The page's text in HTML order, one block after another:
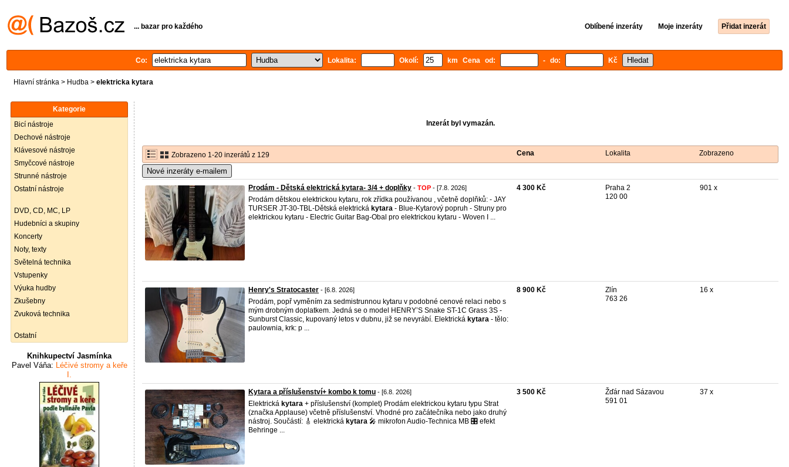
... bazar pro každého Oblíbené inzeráty Moje inzeráty Přidat inzerát
Co: Lokalita: Okolí: km Cena od: - do: Kč
Hlavní stránka > Hudba > elektricka kytara
Kategorie
Bicí nástroje
Dechové nástroje
Klávesové nástroje
Smyčcové nástroje
Strunné nástroje
Ostatní nástroje
DVD, CD, MC, LP
Hudebníci a skupiny
Koncerty
Noty, texty
Světelná technika
Vstupenky
Výuka hudby
Zkušebny
Zvuková technika
Ostatní
Knihkupectví Jasmínka
Pavel Váňa: Léčivé stromy a keře
I.
Inzerát byl vymazán.
Zobrazeno 1-20 inzerátů z 129 Cena Lokalita Zobrazeno
Nové inzeráty e-mailem
Prodám - Dětská elektrická kytara- 3/4 + doplňky - TOP - [7.8. 2026]
Prodám dětskou elektrickou kytaru, rok zřídka používanou , včetně doplňků: - JAY
TURSER JT-30-TBL-Dětská elektrická kytara - Blue-Kytarový popruh - Struny pro
elektrickou kytaru - Electric Guitar Bag-Obal pro elektrickou kytaru - Woven I ...
4 300 Kč
Praha 2
120 00
901 x
Henry's Stratocaster - [6.8. 2026]
Prodám, popř vyměním za sedmistrunnou kytaru v podobné cenové relaci nebo s
mým drobným doplatkem. Jedná se o model HENRY’S Snake ST-1C Grass 3S -
Sunburst Classic, kupovaný letos v dubnu, již se nevyrábí. Elektrická kytara - tělo:
paulownia, krk: p ...
8 900 Kč
Zlín
763 26
16 x
Kytara a příslušenství+ kombo k tomu - [6.8. 2026]
Elektrická kytara + příslušenství (komplet) Prodám elektrickou kytaru typu Strat
(značka Applause) včetně příslušenství. Vhodné pro začátečníka nebo jako druhý
nástroj. Součástí: 🎸 elektrická kytara 🎤 mikrofon Audio-Technica MB 🎛️ efekt
Behringe ...
3 500 Kč
Žďár nad Sázavou
591 01
37 x